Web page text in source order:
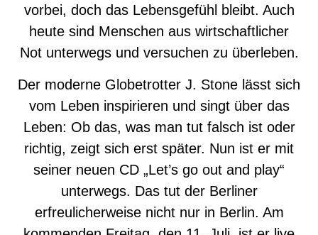
vorbei, doch das Lebensgefühl bleibt. Auch
heute sind Menschen aus wirtschaftlicher
Not unterwegs und versuchen zu überleben.
Der moderne Globetrotter J. Stone lässt sich
vom Leben inspirieren und singt über das
Leben: Ob das, was man tut falsch ist oder
richtig, zeigt sich erst später. Nun ist er mit
seiner neuen CD „Let’s go out and play“
unterwegs. Das tut der Berliner
erfreulicherweise nicht nur in Berlin. Am